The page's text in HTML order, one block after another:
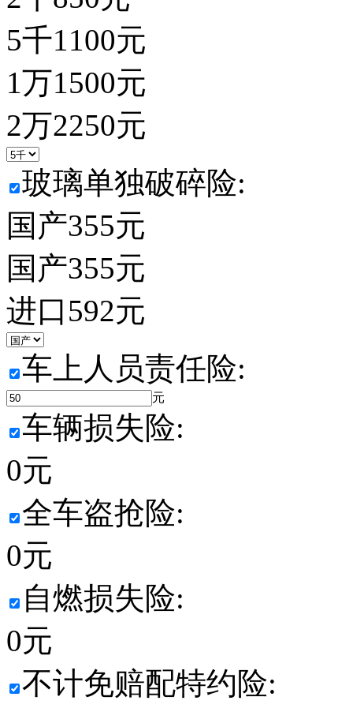
5千1100元
1万1500元
2万2250元
玻璃单独破碎险:
国产355元
国产355元
进口592元
车上人员责任险:
元
车辆损失险:
0元
全车盗抢险:
0元
自燃损失险:
0元
不计免赔配特约险: